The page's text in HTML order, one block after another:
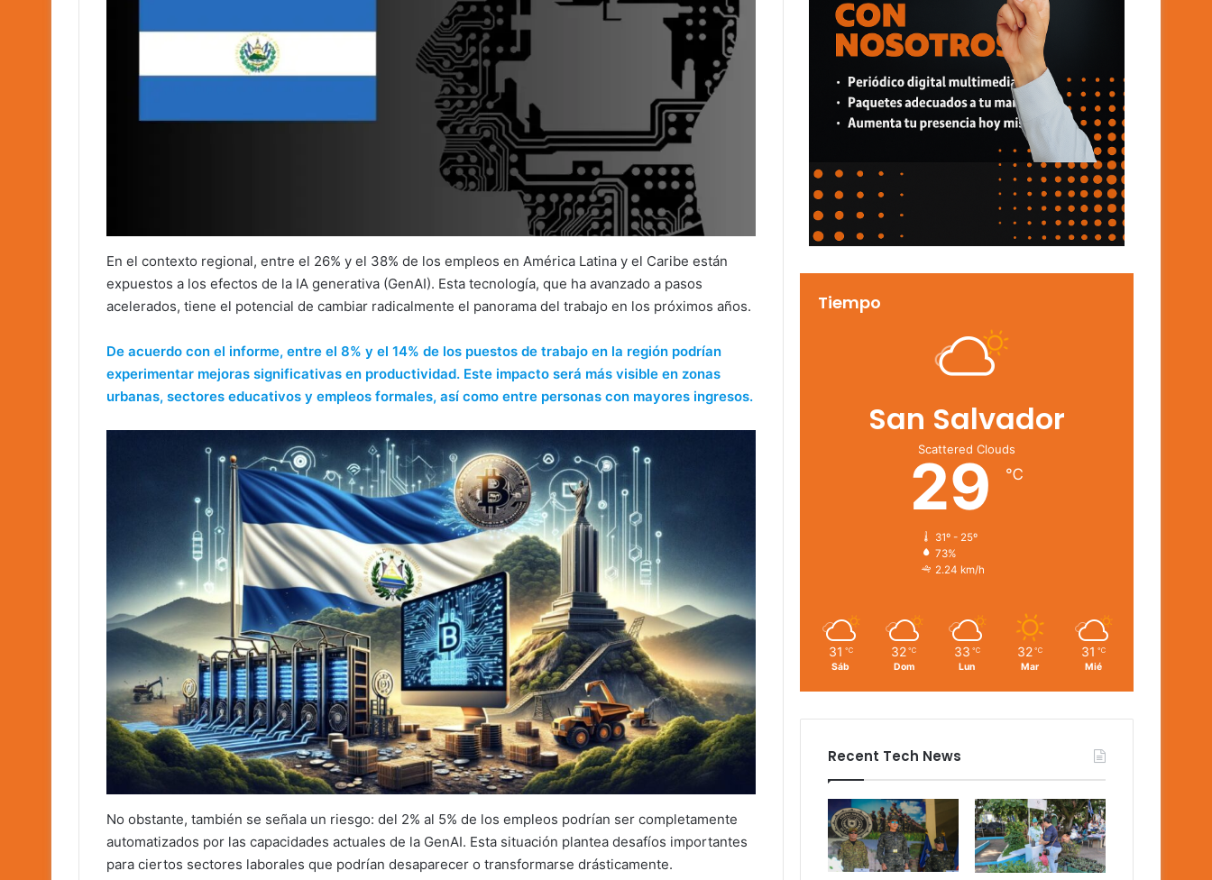
En el contexto regional, entre el 26% y el 38% de los empleos en América Latina y el Caribe están
expuestos a los efectos de la IA generativa (GenAI). Esta tecnología, que ha avanzado a pasos
acelerados, tiene el potencial de cambiar radicalmente el panorama del trabajo en los próximos años.
De acuerdo con el informe, entre el 8% y el 14% de los puestos de trabajo en la región podrían
experimentar mejoras significativas en productividad. Este impacto será más visible en zonas
urbanas, sectores educativos y empleos formales, así como entre personas con mayores ingresos.
No obstante, también se señala un riesgo: del 2% al 5% de los empleos podrían ser completamente
automatizados por las capacidades actuales de la GenAI. Esta situación plantea desafíos importantes
para ciertos sectores laborales que podrían desaparecer o transformarse drásticamente.
Tiempo
San Salvador
Scattered Clouds
29 ℃
31º - 25º
73%
2.24 km/h
31 ℃
Sáb
32 ℃
Dom
33 ℃
Lun
32 ℃
Mar
31 ℃
Mié
Recent Tech News